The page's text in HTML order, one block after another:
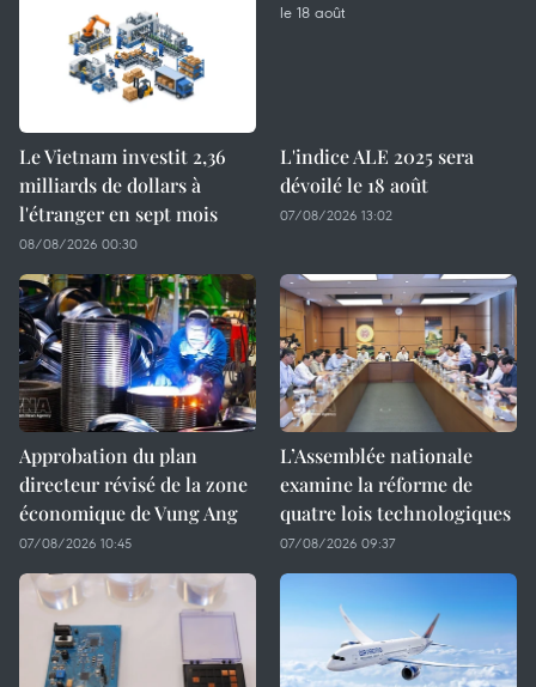
Le Vietnam investit 2,36
milliards de dollars à
l'étranger en sept mois
08/08/2026 00:30
L'indice ALE 2025 sera
dévoilé le 18 août
07/08/2026 13:02
Approbation du plan
directeur révisé de la zone
économique de Vung Ang
07/08/2026 10:45
L’Assemblée nationale
examine la réforme de
quatre lois technologiques
07/08/2026 09:37